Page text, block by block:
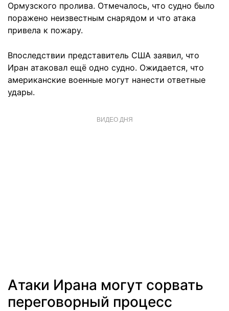
Ормузского пролива. Отмечалось, что судно было
поражено неизвестным снарядом и что атака
привела к пожару.
Впоследствии представитель США заявил, что
Иран атаковал ещё одно судно. Ожидается, что
американские военные могут нанести ответные
удары.
ВИДЕО ДНЯ
Атаки Ирана могут сорвать
переговорный процесс